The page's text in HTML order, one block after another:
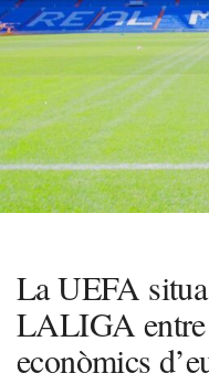
La UEFA
LALIGA entre
econòmics